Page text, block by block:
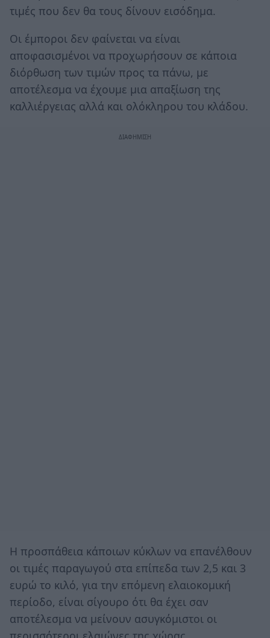
τιμές που δεν θα τους δίνουν εισόδημα.
Οι έμποροι δεν φαίνεται να είναι
αποφασισμένοι να προχωρήσουν σε κάποια
διόρθωση των τιμών προς τα πάνω, με
αποτέλεσμα να έχουμε μια απαξίωση της
καλλιέργειας αλλά και ολόκληρου του κλάδου.
Η προσπάθεια κάποιων κύκλων να επανέλθουν
οι τιμές παραγωγού στα επίπεδα των 2,5 και 3
ευρώ το κιλό, για την επόμενη ελαιοκομική
περίοδο, είναι σίγουρο ότι θα έχει σαν
αποτέλεσμα να μείνουν ασυγκόμιστοι οι